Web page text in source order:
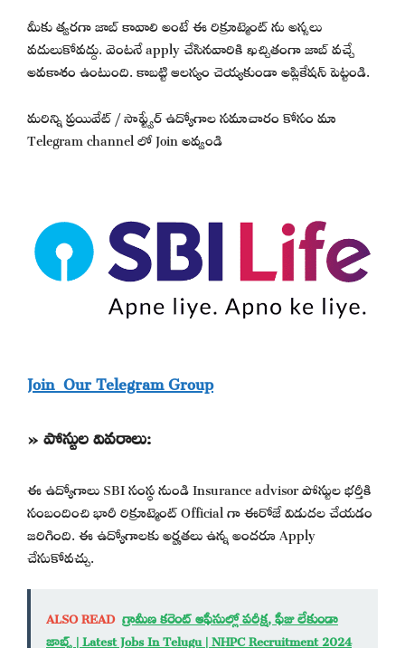
మీకు త్వరగా జాబ్ కావాలి అంటే ఈ రిక్రూట్మెంట్ ను అస్సలు
వదులుకోవద్దు. వెంటనే apply చేసినవారికి ఖచ్చితంగా జాబ్ వచ్చే
అవకాశం ఉంటుంది. కాబట్టి ఆలస్యం చెయ్యకుండా అప్లికేషన్ పెట్టండి.
మరిన్ని ప్రయివేట్ / సాఫ్ట్వేర్ ఉద్యోగాల సమాచారం కోసం మా
Telegram channel లో Join అవ్వండి
Join Our Telegram Group
» పోస్టుల వివరాలు:
ఈ ఉద్యోగాలు SBI సంస్థ నుండి Insurance advisor పోస్టుల భర్తీకి
సంబందించి భారీ రిక్రూట్మెంట్ Official గా ఈరోజే విడుదల చేయడం
జరిగింది. ఈ ఉద్యోగాలకు అర్హతలు ఉన్న అందరూ Apply
చేసుకోవచ్చు.
ALSO READ గ్రామీణ కరెంట్ ఆఫీసుల్లో పరీక్ష, ఫీజు లేకుండా
జాబ్స్ | Latest Jobs In Telugu | NHPC Recruitment 2024